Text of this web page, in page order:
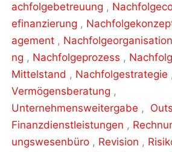
achfolgebetreuung ,
efinanzierung ,
agement , Nachfolgeorganisation
ng , Nachfolgeprozess ,
Mittelstand , Nachfolgestrategie
Vermögensberatung ,
Unternehmensweitergabe ,
Finanzdienstleistungen ,
ungswesenbüro , Revision ,